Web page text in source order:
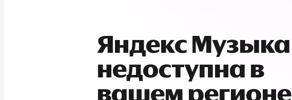
Яндекс Музыка
недоступна в
вашем регионе